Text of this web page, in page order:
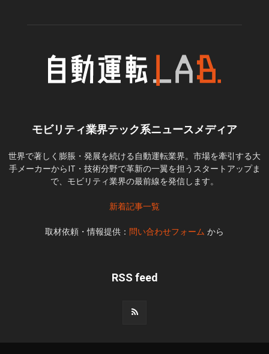
モビリティ業界テック系ニュースメディア
世界で著しく膨脹・発展を続ける自動運転業界。市場を牽引する大
手メーカーからIT・技術分野で革新の一翼を担うスタートアップま
で、モビリティ業界の最前線を発信します。
新着記事一覧
取材依頼・情報提供： 問い合わせフォーム から
RSS feed